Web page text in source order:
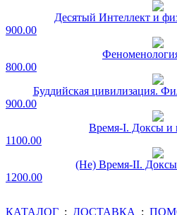
Десятый Интеллект и
900.00
800.00
Буддийская цивилизация.
900.00
Время-I. Доксы и
1100.00
(Не) Время-II.
1200.00
КАТАЛОГ : ДОСТАВКА :